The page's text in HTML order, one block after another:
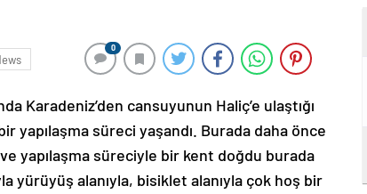
0
Karadeniz’den cansuyunun Haliç’e ulaştığı
yapılaşma süreci yaşandı. Burada daha önce
yapılaşma süreciyle bir kent doğdu burada
yürüyüş alanıyla, bisiklet alanıyla çok hoş bir